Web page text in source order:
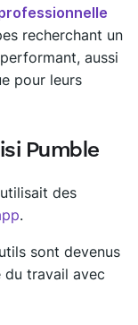
recherchant un
aussi
pour leurs
Pumble
des
.
sont devenus
travail avec